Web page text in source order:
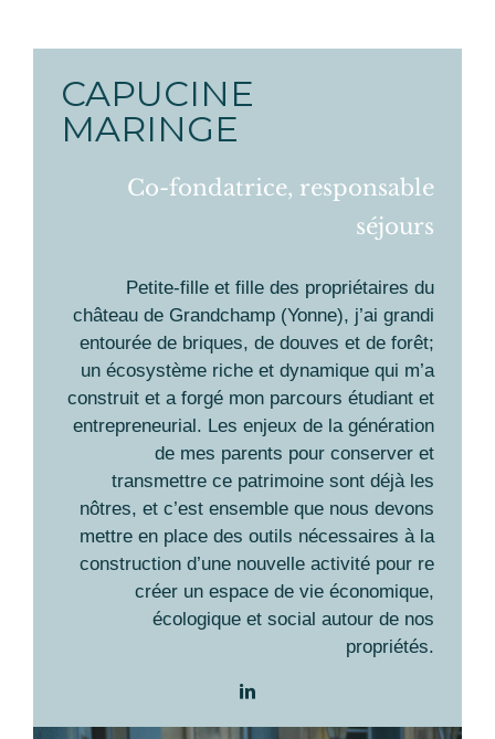
CAPUCINE
MARINGE
Co-fondatrice, responsable
séjours
Petite-fille et fille des propriétaires du
château de Grandchamp (Yonne), j’ai grandi
entourée de briques, de douves et de forêt;
un écosystème riche et dynamique qui m’a
construit et a forgé mon parcours étudiant et
entrepreneurial. Les enjeux de la génération
de mes parents pour conserver et
transmettre ce patrimoine sont déjà les
nôtres, et c’est ensemble que nous devons
mettre en place des outils nécessaires à la
construction d’une nouvelle activité pour re
créer un espace de vie économique,
écologique et social autour de nos
propriétés.